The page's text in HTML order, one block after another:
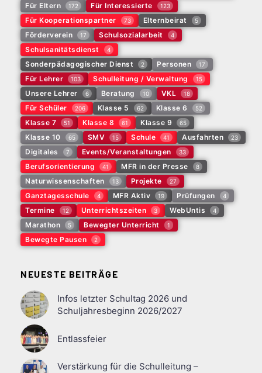
Für Eltern 172 Für Interessierte 123
Für Kooperationspartner 73 Elternbeirat 5
Förderverein 17 Schulsozialarbeit 4
Schulsanitätsdienst 4
Sonderpädagogischer Dienst 2 Personen 17
Für Lehrer 103 Schulleitung / Verwaltung 15
Unsere Lehrer 6 Beratung 10 VKL 18
Für Schüler 206 Klasse 5 62 Klasse 6 52
Klasse 7 51 Klasse 8 61 Klasse 9 65
Klasse 10 65 SMV 15 Schule 41 Ausfahrten 23
Digitales 7 Events/Veranstaltungen 33
Berufsorientierung 41 MFR in der Presse 8
Naturwissenschaften 13 Projekte 27
Ganztagesschule 4 MFR Aktiv 19 Prüfungen 4
Termine 12 Unterrichtszeiten 3 WebUntis 4
Marathon 5 Bewegter Unterricht 1
Bewegte Pausen 2
NEUESTE BEITRÄGE
Infos letzter Schultag 2026 und
Schuljahresbeginn 2026/2027
Entlassfeier
Verstärkung für die Schulleitung –